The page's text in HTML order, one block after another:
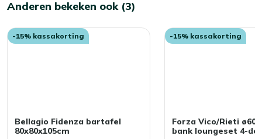
Anderen bekeken ook (3)
-15% kassakorting
Bellagio Fidenza bartafel
80x80x105cm
-15% kassakorting
Forza Vico/Rieti ø60
bank loungeset 4-